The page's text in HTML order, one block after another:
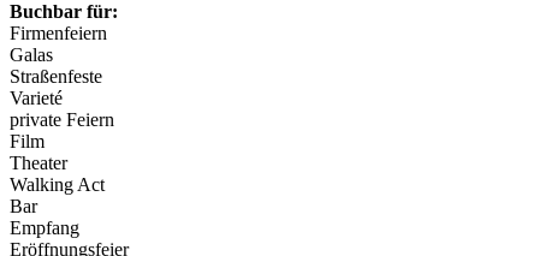
Buchbar für:
Firmenfeiern
Galas
Straßenfeste
Varieté
private Feiern
Film
Theater
Walking Act
Bar
Empfang
Eröffnungsfeier